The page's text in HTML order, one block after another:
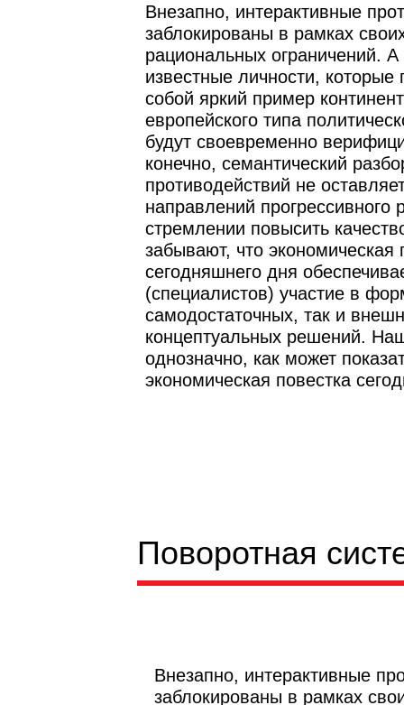
Внезапно, интерактивные
заблокированы в рамках
рациональных ограничений.
известные личности, которые
собой яркий пример
европейского типа
будут своевременно
конечно, семантический
противодействий не
направлений прогрессивного
стремлении повысить
забывают, что экономическая
сегодняшнего дня
(специалистов) участие в
самодостаточных, так и
концептуальных решений.
однозначно, как может
экономическая повестка
Поворотная
Внезапно, интерактивные
заблокированы в рамках